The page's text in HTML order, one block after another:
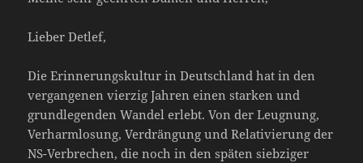
Lieber Detlef,
Die Erinnerungskultur in Deutschland hat in den
vergangenen vierzig Jahren einen starken und
grundlegenden Wandel erlebt. Von der Leugnung,
Verharmlosung, Verdrängung und Relativierung der
NS-Verbrechen, die noch in den späten siebziger